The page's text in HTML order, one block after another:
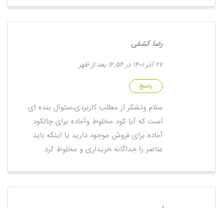
رضا کشفی
27 آذر 1401 در 12:54 بعد از ظهر
پاسخ
سلام وتشکر از مطلب کاربردی،سئوال بنده ای
است که آیا کود مخلوط وآماده برای چالکود
آماده برای فروش موجود دارید یا اینکه باید
عناصر را جداگانه خریداری و مخلوط کرد.